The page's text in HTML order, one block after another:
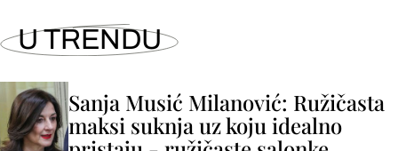
U TRENDU
Sanja Musić Milanović: Ružičasta
maksi suknja uz koju idealno